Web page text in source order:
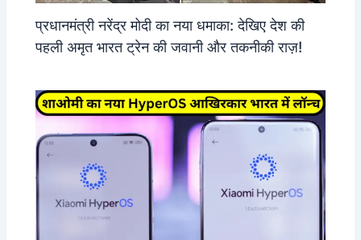
प्रधानमंत्री नरेंद्र मोदी का नया धमाका: देखिए देश की
पहली अमृत भारत ट्रेन की जवानी और तकनीकी राज़!